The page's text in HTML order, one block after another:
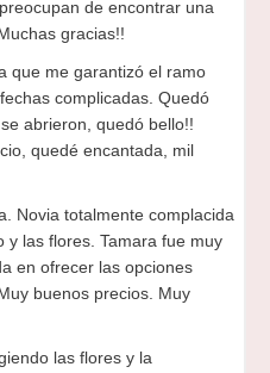
de encontrar una
gracias!!
que me garantizó el ramo
complicadas. Quedó
abrieron, quedó bello!!
quedé encantada, mil
Novia totalmente complacida
y las flores. Tamara fue muy
en ofrecer las opciones
buenos precios. Muy
las flores y la